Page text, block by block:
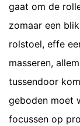
gaat om de
zomaar een
rolstoel, effe
masseren,
tussendoor
geboden moet
focussen op